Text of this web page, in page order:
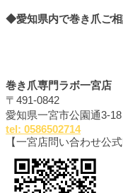
◆愛知県内で巻き爪ご
巻き爪専門ラボ一宮店
〒491-0842
愛知県一宮市公園通3-
tel: 0586502714
【一宮店問い合わせ公